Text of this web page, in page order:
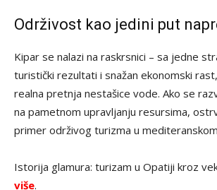
Održivost kao jedini put
Kipar se nalazi na raskrsnici – sa jedne
turistički rezultati i snažan ekonomski
realna pretnja nestašice vode. Ako se
na pametnom upravljanju resursima,
primer održivog turizma u
Istorija glamura: turizam u Opatiji kroz
više.